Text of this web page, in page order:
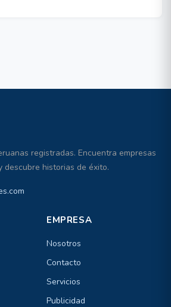
registradas. Encuentra empresas
descubre historias de éxito.
EMPRESA
Nosotros
Contacto
Servicios
Publicidad